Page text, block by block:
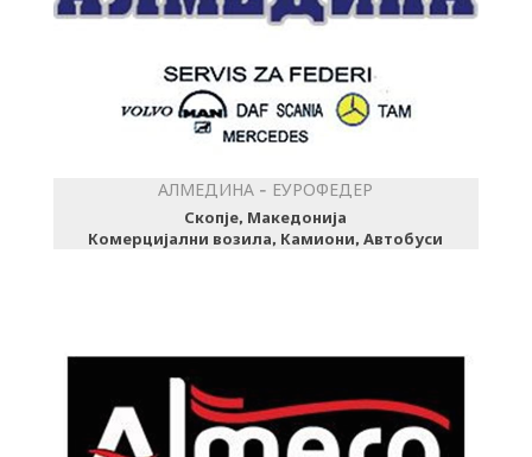
АЛМЕДИНА - ЕУРОФЕДЕР
Скопје, Македонија
Комерцијални возила, Камиони, Автобуси